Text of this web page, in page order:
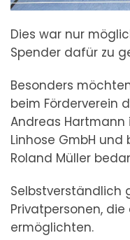
Dies war nur
Spender dafür zu
Besonders
beim Förderverein
Andreas Hartmann
Linhose GmbH
Roland Müller
Selbstverständlich
Privatpersonen,
ermöglichten.